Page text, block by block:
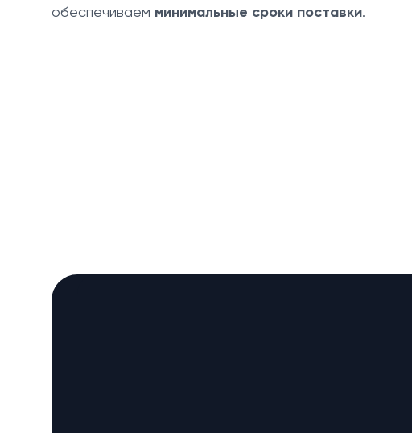
обеспечиваем минимальные сроки поставки.